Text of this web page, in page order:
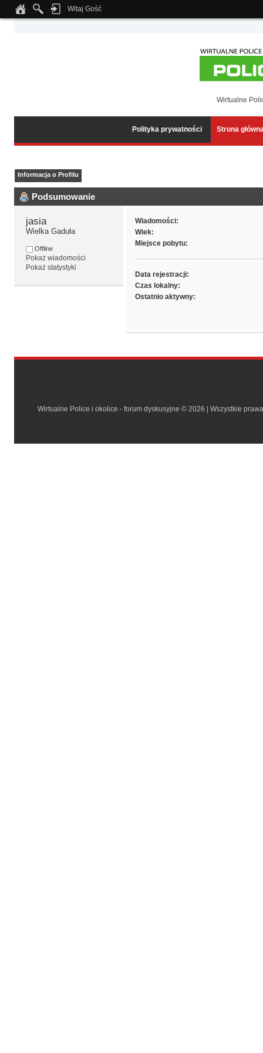
Notice: Undefined index: tapatalk_body_hook in
Witaj Gość
Wirtualne
Polityka prywatności Strona
Informacja o Profilu
Podsumowanie
jasia
Wielka Gaduła
Offline
Pokaż wiadomości
Pokaż statystyki
Wiadomości:
Wiek:
Miejsce pobytu:
Data rejestracji:
Czas lokalny:
Ostatnio aktywny:
Wirtualne Police i okolice - forum dyskusyjne © 2026 | Wszystkie